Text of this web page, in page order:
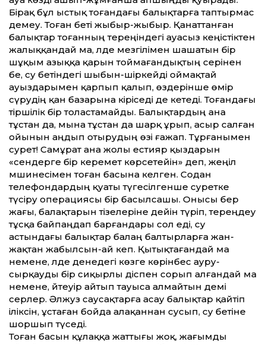
Бірақ бұл ыстық тоғандағы балықтарға таптырмас
демеу. Тоған беті жыбыр-жыбыр. Қанаттанған
балықтар тоғанның тереңіндегі ауасыз кеңістіктен
жалыққандай ма, әлде мезгілімен шашатын бір
шұқым азыққа қарын тоймағандықтың әсерінен
бе, су бетіндегі шыбын-шіркейді оймақтай
ауыздарымен қарпып қалып, өздерінше өмір
сүрудің қан базарына кіріседі де кетеді. Тоғандағы
тіршілік бір толастамайды. Балықтардың ана
тұстан да, мына тұстан да шарқ ұрып, асыр салған
ойынын аңдып отырудың өзі ғажап. Тұрғанымен
сурет! Самұрат ана жолы естияр қыздарын
«сендерге бір керемет көрсетейін» деп, жеңіл
мәшинесімен тоған басына әкелген. Содан
телефондардың қуаты түгесілгенше суретке
түсіру операциясы бір басылсашы. Онысы бер
жағы, балақтарын тізелеріне дейін түріп, тереңдеу
тұсқа байпаңдап барғандары сол еді, су
астындағы балықтар балаң балтырларға жан-
жақтан жабылсын-ай кеп. Қытықтағандай ма
немене, әлде денедегі көзге көрінбес ауру-
сырқауды бір сиқырлы әдіспен сорып алғандай ма
немене, әйтеуір айтып тауыса алмайтын әдемі
әсерлер. Әлжуәз саусақтарға асау балықтар қайтіп
іліксін, ұстаған бойда алақаннан сусып, су бетіне
шоршып түседі.
Тоған басын құлаққа жаттығы жоқ, жағымды